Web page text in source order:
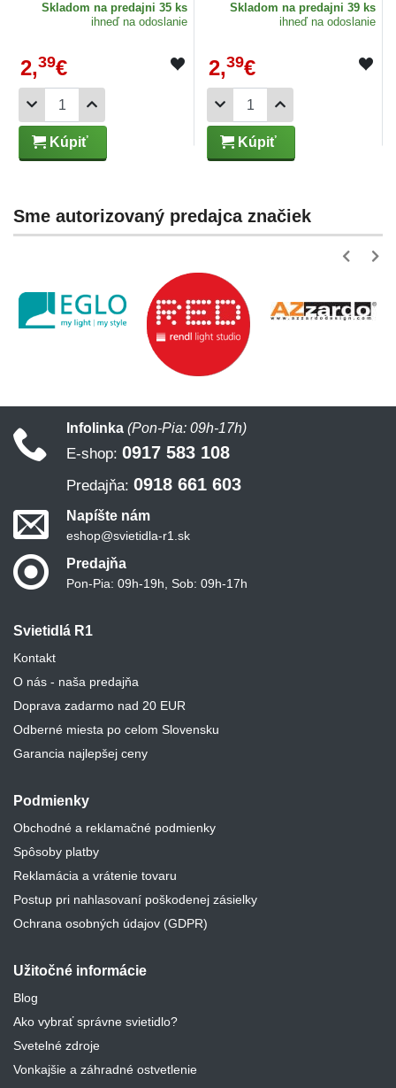
Skladom na predajni 35 ks
ihneď na odoslanie
2,39€
Kúpiť
Skladom na predajni 39 ks
ihneď na odoslanie
2,39€
Kúpiť
Sme autorizovaný predajca značiek
Svietidlá R1
Kontakt
O nás - naša predajňa
Doprava zadarmo nad 20 EUR
Odberné miesta po celom Slovensku
Garancia najlepšej ceny
Podmienky
Obchodné a reklamačné podmienky
Spôsoby platby
Reklamácia a vrátenie tovaru
Postup pri nahlasovaní poškodenej zásielky
Ochrana osobných údajov (GDPR)
Užitočné informácie
Blog
Ako vybrať správne svietidlo?
Svetelné zdroje
Vonkajšie a záhradné ostvetlenie
Infolinka (Pon-Pia: 09h-17h)
E-shop: 0917 583 108
Predajňa: 0918 661 603
Napíšte nám
eshop@svietidla-r1.sk
Predajňa
Pon-Pia: 09h-19h, Sob: 09h-17h